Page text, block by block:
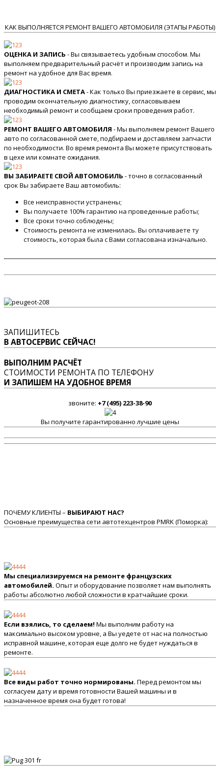
КАК ВЫПОЛНЯЕТСЯ РЕМОНТ ВАШЕГО АВТОМОБИЛЯ (ЭТАПЫ РАБОТЫ)
ОЦЕНКА И ЗАПИСЬ - Вы связываетесь удобным способом. Мы
выполняем предварительный расчёт и производим запись на
ремонт на удобное для Вас время.
ДИАГНОСТИКА И СМЕТА- Как только Вы приезжаете в сервис, мы
проводим окончательную диагностику, согласовываем
необходимый ремонт и сообщаем сроки проведения работ.
РЕМОНТ ВАШЕГО АВТОМОБИЛЯ - Мы выполняем ремонт Вашего
авто по согласованной смете, подбираем и доставляем запчасти
по необходимости. Во время ремонта Вы можете присутствовать
в цехе или комнате ожидания.
ВЫ ЗАБИРАЕТЕ СВОЙ АВТОМОБИЛЬ - точно в согласованный
срок Вы забираете Ваш автомобиль:
Все неисправности устранены;
Вы получаете 100% гарантию на проведенные работы;
Все сроки точно соблюдены;
Стоимость ремонта не изменилась. Вы оплачиваете ту
стоимость, которая была с Вами согласована изначально.
ЗАПИШИТЕСЬ
В АВТОСЕРВИС СЕЙЧАС!
ВЫПОЛНИМ РАСЧЁТ
СТОИМОСТИ РЕМОНТА ПО ТЕЛЕФОНУ
И ЗАПИШЕМ НА УДОБНОЕ ВРЕМЯ
звоните: +7 (495) 223-38-90
Вы получите гарантированно лучшие цены
ПОЧЕМУ КЛИЕНТЫ – ВЫБИРАЮТ НАС?
Основные преимущества сети автотехцентров PMRK (Поморка):
Мы специализируемся на ремонте французских
автомобилей. Опыт и оборудование позволяет нам выполнять
работы абсолютно любой сложности в кратчайшие сроки.
Если взялись, то сделаем! Мы выполним работу на
максимально высоком уровне, а Вы уедете от нас на полностью
исправной машине, которая еще долго не будет нуждаться в
ремонте.
Все виды работ точно нормированы. Перед ремонтом мы
согласуем дату и время готовности Вашей машины и в
назначенное время она будет готова!